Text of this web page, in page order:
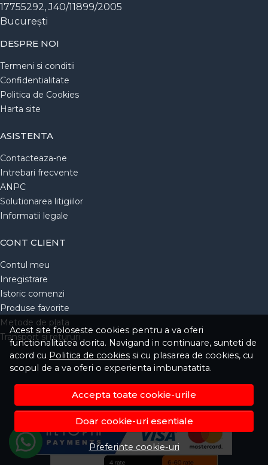
Acest site foloseste cookies pentru a va oferi
functionalitatea dorita. Navigand in continuare, sunteti de
acord cu Politica de cookies si cu plasarea de cookies, cu
scopul de a va oferi o experienta imbunatatita.
Accepta toate cookie-urile
Doar cookie-uri esentiale
Preferinte cookie-uri
17755292, J40/11899/2005
Bucureşti
DESPRE NOI
Termeni si conditii
Confidentialitate
Politica de Cookies
Harta site
ASISTENTA
Contacteaza-ne
Intrebari frecvente
ANPC
Solutionarea litigiilor
Informatii legale
CONT CLIENT
Contul meu
Inregistrare
Istoric comenzi
Produse favorite
Metode de plata
Transport si retururi